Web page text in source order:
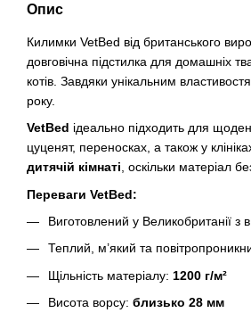
Опис
Килимки VetBed від британського
довговічна підстилка для домашніх
котів. Завдяки унікальним
року.
VetBed ідеально підходить для
цуценят, переносках, а також у
дитячій кімнаті , оскільки матеріал
Переваги VetBed:
Виготовлений у Великобританії з
Теплий, м’який та
Щільність матеріалу: 1200 г/м²
Висота ворсу: близько 28 мм